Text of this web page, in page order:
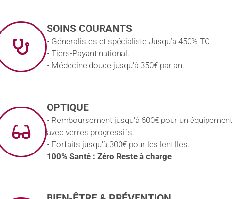
SOINS COURANTS
• Généralistes et spécialiste Jusqu’à 450% TC
• Tiers-Payant national.
• Médecine douce jusqu'à 350€ par an.
OPTIQUE
• Remboursement jusqu'à 600€ pour un équipement
avec verres progressifs.
• Forfaits jusqu'à 300€ pour les lentilles.
100% Santé : Zéro Reste à charge